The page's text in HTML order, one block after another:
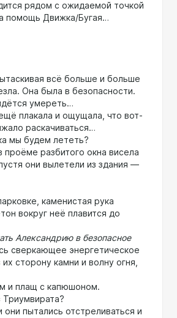
рядом с ожидаемой точкой
помощь Движка/Бугая…
всё больше и больше
Она была в безопасности.
умереть…
плакала и ощущала, что вот-
раскачиваться…
мы будем лететь?
разбитого окна висела
они вылетели из здания —
каменистая рука
вокруг неё плавится до
Александрию в безопасное
сверкающее энергетическое
сторону камни и волну огня,
и плащ с капюшоном.
пытались отстреливаться и